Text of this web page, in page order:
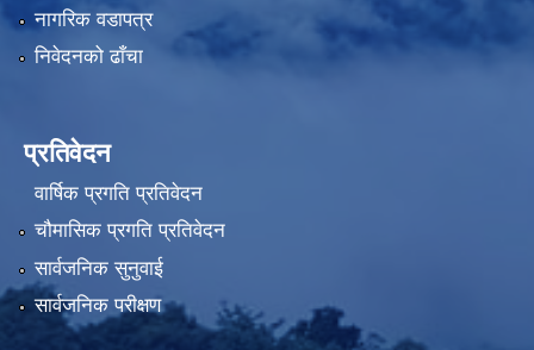
नागरिक वडापत्र
निवेदनको ढाँचा
प्रतिवेदन
वार्षिक प्रगति प्रतिवेदन
चौमासिक प्रगति प्रतिवेदन
सार्वजनिक सुनुवाई
सार्वजनिक परीक्षण